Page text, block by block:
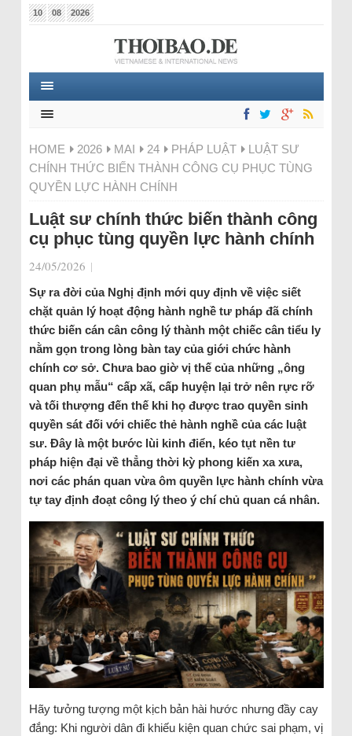
10 08 2026
HOME 2026 MAI 24 PHÁP LUẬT
LUẬT SƯ
CHÍNH THỨC BIẾN THÀNH CÔNG CỤ PHỤC TÙNG
QUYỀN LỰC HÀNH CHÍNH
Luật sư chính thức biến thành công
cụ phục tùng quyền lực hành chính
24/05/2026 |
Sự ra đời của Nghị định mới quy định về việc siết
chặt quản lý hoạt động hành nghề tư pháp đã chính
thức biến cán cân công lý thành một chiếc cân tiểu ly
nằm gọn trong lòng bàn tay của giới chức hành
chính cơ sở. Chưa bao giờ vị thế của những „ông
quan phụ mẫu“ cấp xã, cấp huyện lại trở nên rực rỡ
và tối thượng đến thế khi họ được trao quyền sinh
quyền sát đối với chiếc thẻ hành nghề của các luật
sư. Đây là một bước lùi kinh điển, kéo tụt nền tư
pháp hiện đại về thẳng thời kỳ phong kiến xa xưa,
nơi các phán quan vừa ôm quyền lực hành chính vừa
tự tay định đoạt công lý theo ý chí chủ quan cá nhân.
Hãy tưởng tượng một kịch bản hài hước nhưng đầy cay
đắng: Khi người dân đi khiếu kiện quan chức sai phạm, vị